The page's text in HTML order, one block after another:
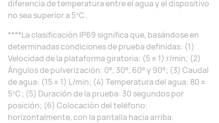
diferencia de temperatura entre el agua y el dispositivo
no sea superior a 5℃.
****La clasificación IP69 significa que, basándose en
determinadas condiciones de prueba definidas: (1)
Velocidad de la plataforma giratoria: (5 ± 1) r/min; (2)
Ángulos de pulverización: 0°, 30°, 60° y 90°; (3) Caudal
de agua: (15 ± 1) L/min; (4) Temperatura del agua: 80 ±
5℃; (5) Duración de la prueba: 30 segundos por
posición; (6) Colocación del teléfono:
horizontalmente, con la pantalla hacia arriba.